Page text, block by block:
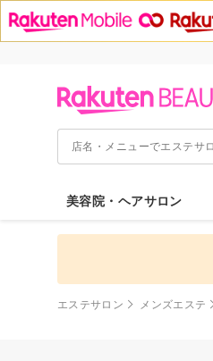
美容院・ヘアサロン
エステサロン メンズエステ